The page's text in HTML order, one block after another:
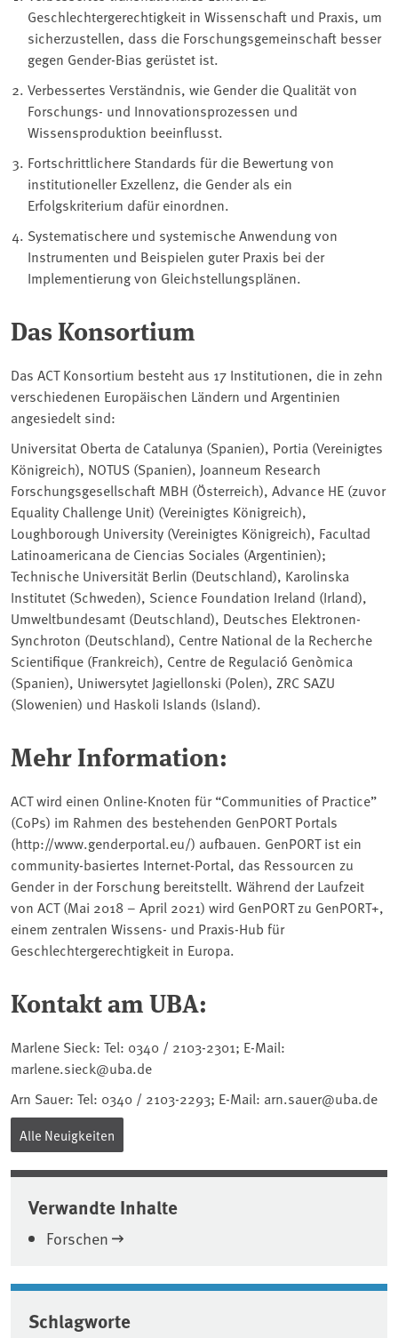
Geschlechtergerechtigkeit in Wissenschaft und Praxis, um
sicherzustellen, dass die Forschungsgemeinschaft besser
gegen Gender-Bias gerüstet ist.
Verbessertes Verständnis, wie Gender die Qualität von
Forschungs- und Innovationsprozessen und
Wissensproduktion beeinflusst.
Fortschrittlichere Standards für die Bewertung von
institutioneller Exzellenz, die Gender als ein
Erfolgskriterium dafür einordnen.
Systematischere und systemische Anwendung von
Instrumenten und Beispielen guter Praxis bei der
Implementierung von Gleichstellungsplänen.
Das Konsortium
Das ACT Konsortium besteht aus 17 Institutionen, die in zehn
verschiedenen Europäischen Ländern und Argentinien
angesiedelt sind:
Universitat Oberta de Catalunya (Spanien), Portia (Vereinigtes
Königreich), NOTUS (Spanien), Joanneum Research
Forschungsgesellschaft MBH (Österreich), Advance HE (zuvor
Equality Challenge Unit) (Vereinigtes Königreich),
Loughborough University (Vereinigtes Königreich), Facultad
Latinoamericana de Ciencias Sociales (Argentinien);
Technische Universität Berlin (Deutschland), Karolinska
Institutet (Schweden), Science Foundation Ireland (Irland),
Umweltbundesamt (Deutschland), Deutsches Elektronen-
Synchroton (Deutschland), Centre National de la Recherche
Scientifique (Frankreich), Centre de Regulació Genòmica
(Spanien), Uniwersytet Jagiellonski (Polen), ZRC SAZU
(Slowenien) und Haskoli Islands (Island).
Mehr Information:
ACT wird einen Online-Knoten für “Communities of Practice”
(CoPs) im Rahmen des bestehenden GenPORT Portals
(http://www.genderportal.eu/) aufbauen. GenPORT ist ein
community-basiertes Internet-Portal, das Ressourcen zu
Gender in der Forschung bereitstellt. Während der Laufzeit
von ACT (Mai 2018 – April 2021) wird GenPORT zu GenPORT+,
einem zentralen Wissens- und Praxis-Hub für
Geschlechtergerechtigkeit in Europa.
Kontakt am UBA:
Marlene Sieck: Tel: 0340 / 2103-2301; E-Mail:
marlene.sieck@uba.de
Arn Sauer: Tel: 0340 / 2103-2293; E-Mail: arn.sauer@uba.de
Alle Neuigkeiten
Verwandte Inhalte
Forschen
Schlagworte